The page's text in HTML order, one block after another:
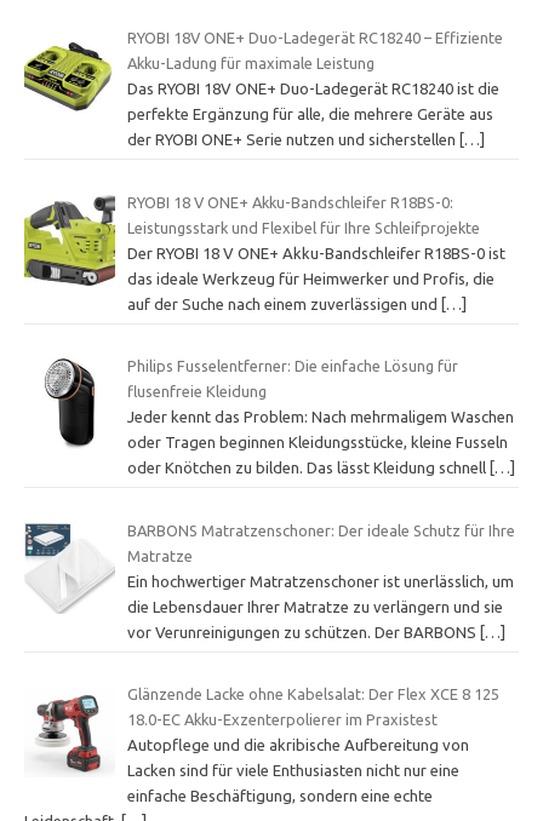
RYOBI 18V ONE+ Duo-Ladegerät RC18240 – Effiziente
Akku-Ladung für maximale Leistung
Das RYOBI 18V ONE+ Duo-Ladegerät RC18240 ist die
perfekte Ergänzung für alle, die mehrere Geräte aus
der RYOBI ONE+ Serie nutzen und sicherstellen
[…]
RYOBI 18 V ONE+ Akku-Bandschleifer R18BS-0:
Leistungsstark und Flexibel für Ihre Schleifprojekte
Der RYOBI 18 V ONE+ Akku-Bandschleifer R18BS-0 ist
das ideale Werkzeug für Heimwerker und Profis, die
auf der Suche nach einem zuverlässigen und
[…]
Philips Fusselentferner: Die einfache Lösung für
flusenfreie Kleidung
Jeder kennt das Problem: Nach mehrmaligem Waschen
oder Tragen beginnen Kleidungsstücke, kleine Fusseln
oder Knötchen zu bilden. Das lässt Kleidung schnell […]
BARBONS Matratzenschoner: Der ideale Schutz für Ihre
Matratze
Ein hochwertiger Matratzenschoner ist unerlässlich, um
die Lebensdauer Ihrer Matratze zu verlängern und sie
vor Verunreinigungen zu schützen. Der BARBONS
[…]
Glänzende Lacke ohne Kabelsalat: Der Flex XCE 8 125
18.0-EC Akku-Exzenterpolierer im Praxistest
Autopflege und die akribische Aufbereitung von
Lacken sind für viele Enthusiasten nicht nur eine
einfache Beschäftigung, sondern eine echte